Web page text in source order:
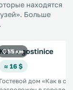
находятся
Больше
55 км
Kak v gostinice
≈ 16 $
Гостевой дом «Как в